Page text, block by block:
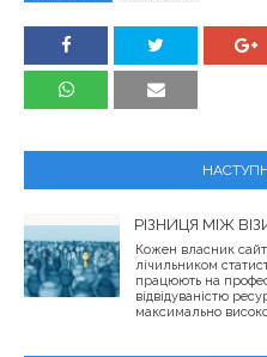
РІЗНИЦЯ МІЖ
Кожен власник
лічильником
працюють на
відвідуваністю
максимально